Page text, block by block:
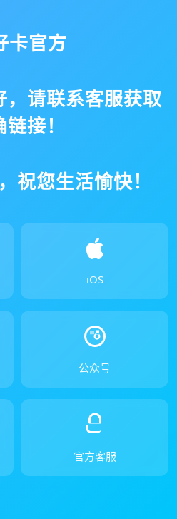
卡官方
，请联系客服获取
接！
祝您生活愉快！
iOS
公众号
官方客服